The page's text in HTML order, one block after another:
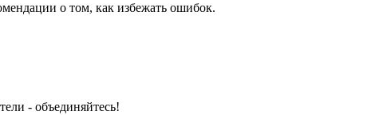
о том, как избежать ошибок.
- объединяйтесь!